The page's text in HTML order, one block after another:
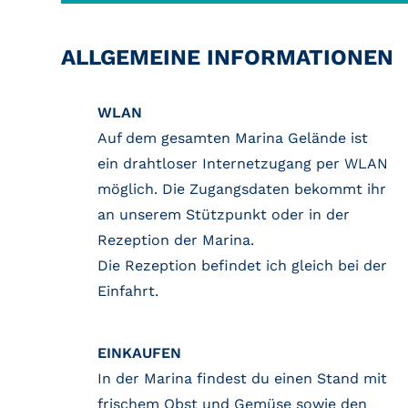
ALLGEMEINE INFORMATIONEN
WLAN
Auf dem gesamten Marina Gelände ist
ein drahtloser Internetzugang per WLAN
möglich. Die Zugangsdaten bekommt ihr
an unserem Stützpunkt oder in der
Rezeption der Marina.
Die Rezeption befindet ich gleich bei der
Einfahrt.
EINKAUFEN
In der Marina findest du einen Stand mit
frischem Obst und Gemüse sowie den